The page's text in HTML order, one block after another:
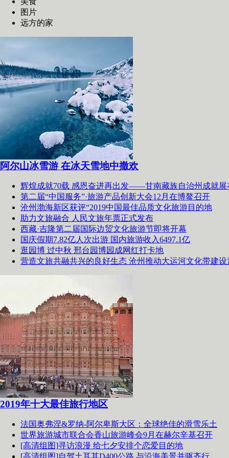
图片
远方的家
阿尔山冰雪游 在冰天雪地中撒欢
辉煌成就70载 感恩奋进再出发——甘南藏族自治州成就展
第二届“中国服务”·旅游产品创新大会12月在博鳌召开
沧州渤海新区获评“2019中国最佳品质文化旅游目的地
助力文旅融合 人民文旅年票正式发布
西藏·吉隆第二届国际边贸文化旅游节即将开幕
国庆假期7.82亿人次出游 国内旅游收入6497.1亿
逛园博 过中秋 邢台园博园成网红打卡地
营造文旅共融共兴的良好生态 沧州推动大运河文化带建设
2019年十大最佳旅行地区
法国奥弗涅&罗纳-阿尔卑斯大区：全球绝佳的滑雪乐土
世界旅游城市联合会香山旅游峰会9月在赫尔辛基召开
[高清组图]寻访浪漫 给七夕安排个恋爱目的地
[高清组图]自驾土耳其D400公路 与沿海美景并驱齐行